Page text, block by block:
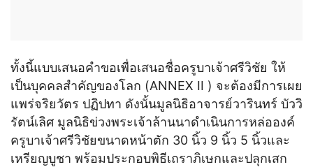
ทั้งนี้แบบเสนอคำขอเพื่อเสนอชื่อครูบาเจ้าศรีวิชัย ให้
เป็นบุคคลสำคัญของโลก (ANNEX II ) จะต้องมีการเผย
แพร่จริยวัตร ปฏิปทา ดังนั้นมูลนิธิอาจารย์วารินทร์ บัววิ
รัตน์เลิศ มูลนิธิข่วงพระเจ้าล้านนาดำเนินการหล่อองค์
ครูบาเจ้าศรีวิชัยขนาดหน้าตัก 30 นิ้ว 9 นิ้ว 5 นิ้วและ
เหรียญบูชา พร้อมประกอบพิธีเถราภิเษกและปลุกเสก